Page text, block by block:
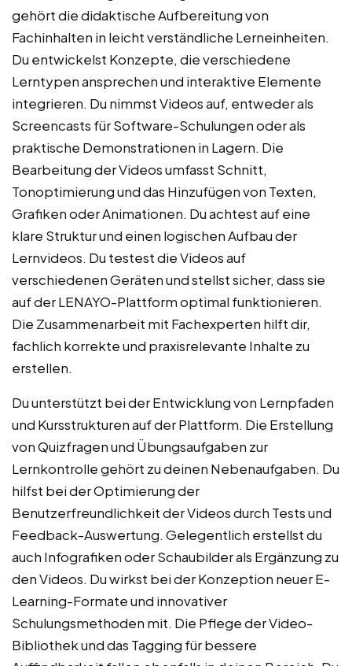
gehört die didaktische Aufbereitung von
Fachinhalten in leicht verständliche Lerneinheiten.
Du entwickelst Konzepte, die verschiedene
Lerntypen ansprechen und interaktive Elemente
integrieren. Du nimmst Videos auf, entweder als
Screencasts für Software-Schulungen oder als
praktische Demonstrationen in Lagern. Die
Bearbeitung der Videos umfasst Schnitt,
Tonoptimierung und das Hinzufügen von Texten,
Grafiken oder Animationen. Du achtest auf eine
klare Struktur und einen logischen Aufbau der
Lernvideos. Du testest die Videos auf
verschiedenen Geräten und stellst sicher, dass sie
auf der LENAYO-Plattform optimal funktionieren.
Die Zusammenarbeit mit Fachexperten hilft dir,
fachlich korrekte und praxisrelevante Inhalte zu
erstellen.
Du unterstützt bei der Entwicklung von Lernpfaden
und Kursstrukturen auf der Plattform. Die Erstellung
von Quizfragen und Übungsaufgaben zur
Lernkontrolle gehört zu deinen Nebenaufgaben. Du
hilfst bei der Optimierung der
Benutzerfreundlichkeit der Videos durch Tests und
Feedback-Auswertung. Gelegentlich erstellst du
auch Infografiken oder Schaubilder als Ergänzung zu
den Videos. Du wirkst bei der Konzeption neuer E-
Learning-Formate und innovativer
Schulungsmethoden mit. Die Pflege der Video-
Bibliothek und das Tagging für bessere